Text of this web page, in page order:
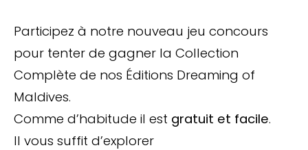
Participez à notre nouveau jeu concours
pour tenter de gagner la Collection
Complète de nos Éditions Dreaming of
Maldives.
Comme d’habitude il est gratuit et facile.
Il vous suffit d’explorer